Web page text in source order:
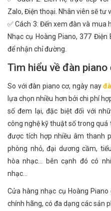
Zalo, Điện thoại. Nhân viên sẽ tư
✅ Cách 3: Đến xem đàn và mua
Nhạc cụ Hoàng Piano, 377 Điện
để nhận chỉ đường.
Tìm hiểu về đàn piano
So với đàn piano cơ, ngày nay
lựa chọn nhiều hơn bởi chi phí
số đem lại, đặc biệt đối với
công nghệ kỹ thuật số trong quá
được tích hợp nhiều âm thanh
phòng nhỏ, đại dương cầm,
hòa nhạc... bên cạnh đó có
nhạc...
Cửa hàng nhạc cụ Hoàng Piano
chính hãng, có đa dạng các sản